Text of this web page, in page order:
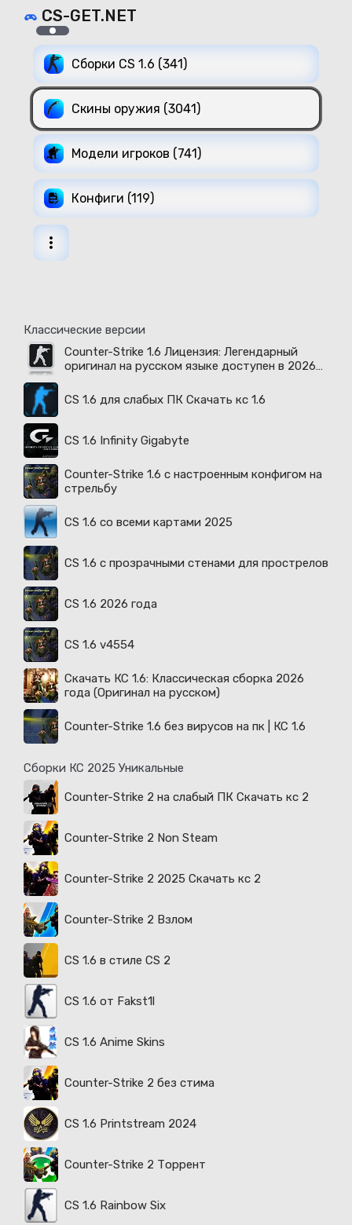
CS-GET.NET
Сборки CS 1.6 (341)
Скины оружия (3041)
Модели игроков (741)
Конфиги (119)
Классические версии
Counter-Strike 1.6 Лицензия: Легендарный
оригинал на русском языке доступен в 2026
CS 1.6 для слабых ПК Скачать кс 1.6
CS 1.6 Infinity Gigabyte
Counter-Strike 1.6 с настроенным конфигом на
стрельбу
CS 1.6 со всеми картами 2025
CS 1.6 с прозрачными стенами для прострелов
CS 1.6 2026 года
CS 1.6 v4554
Скачать КС 1.6: Классическая сборка 2026
года (Оригинал на русском)
Counter-Strike 1.6 без вирусов на пк | КС 1.6
Сборки КС 2025 Уникальные
Counter-Strike 2 на слабый ПК Скачать кс 2
Counter-Strike 2 Non Steam
Counter-Strike 2 2025 Скачать кс 2
Counter-Strike 2 Взлом
CS 1.6 в стиле CS 2
CS 1.6 от Fakst1l
CS 1.6 Anime Skins
Counter-Strike 2 без стима
CS 1.6 Printstream 2024
Counter-Strike 2 Торрент
CS 1.6 Rainbow Six